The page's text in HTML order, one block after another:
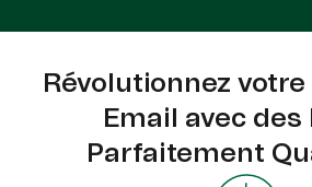
Révolutionnez
Email avec des
Parfaitement